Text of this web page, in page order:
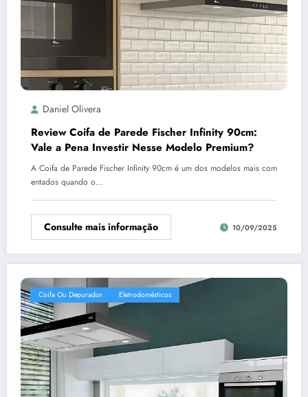
Daniel Olivera
Review Coifa de Parede Fischer Infinity 90cm:
Vale a Pena Investir Nesse Modelo Premium?
A Coifa de Parede Fischer Infinity 90cm é um dos modelos mais com
entados quando o…
Consulte mais informação 10/09/2025
Coifa Ou Depurador Eletrodomésticos